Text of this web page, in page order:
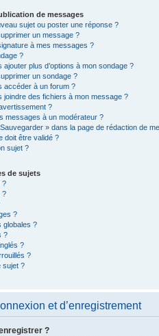
de messages
sujet ou poster une réponse ?
un message ?
à mes messages ?
?
ajouter plus d’options à mon sondage ?
un sondage ?
accéder à un forum ?
joindre des fichiers à mon message ?
?
messages à un modérateur ?
» dans la page de rédaction de
doit être validé ?
sujet ?
de sujets
?
?
?
globales ?
?
?
?
sujet ?
et d’enregistrement
?